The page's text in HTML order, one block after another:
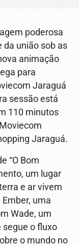
poderosa
da união sob as
animação
para
Jaraguá
sessão está
110 minutos
Jaraguá.
“O Bom
um lugar
e ar vivem
uma
Wade, um
segue o fluxo
o mundo no